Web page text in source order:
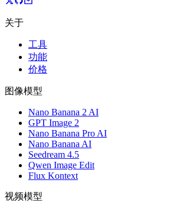
关于
工具
功能
价格
图像模型
Nano Banana 2 AI
GPT Image 2
Nano Banana Pro AI
Nano Banana AI
Seedream 4.5
Qwen Image Edit
Flux Kontext
视频模型